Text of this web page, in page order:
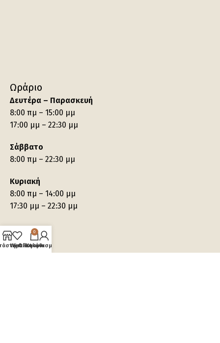
Ωράριο
Δευτέρα – Παρασκευή
8:00 πμ – 15:00 μμ
17:00 μμ – 22:30 μμ
Σάββατο
8:00 πμ – 22:30 μμ
Κυριακή
8:00 πμ – 14:00 μμ
17:30 μμ – 22:30 μμ
Wishlist
0
Καλάθι
Ο λογαριασμός μου